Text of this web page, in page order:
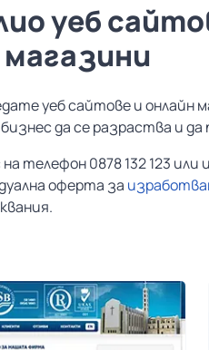
уеб
уеб сайтове и
да се разраства и да
телефон 0878 132 123
оферта за